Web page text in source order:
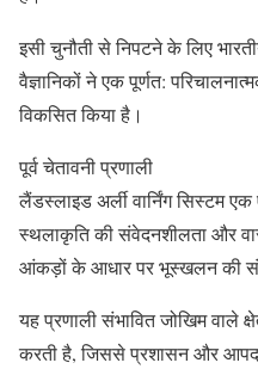
इसी चुनौती से निपटने के लिए
वैज्ञानिकों ने एक पूर्णत:
विकसित किया है।
पूर्व चेतावनी प्रणाली
लैंडस्लाइड अर्ली वार्निंग सिस्टम एक
स्थलाकृति की संवेदनशीलता और
आंकड़ों के आधार पर भूस्खलन की
यह प्रणाली संभावित जोखिम वाले
करती है, जिससे प्रशासन और